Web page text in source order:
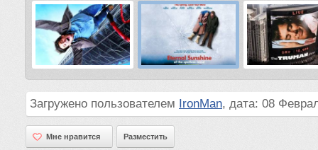
Загружено пользователем IronMan, дата: 08
Мне нравится
Мне нравится Разместить